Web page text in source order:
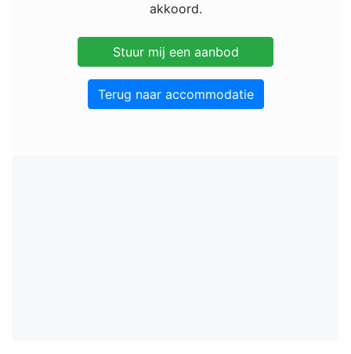
akkoord.
Terug naar accommodatie